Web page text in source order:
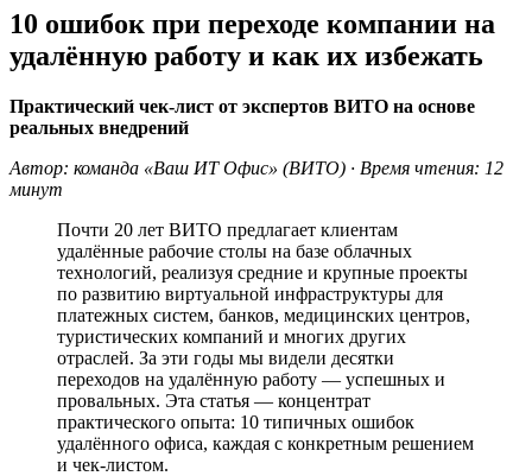
10 ошибок при переходе компании на
удалённую работу и как их избежать
Практический чек-лист от экспертов ВИТО на основе
реальных внедрений
Автор: команда «Ваш ИТ Офис» (ВИТО) · Время чтения: 12
минут
Почти 20 лет ВИТО предлагает клиентам
удалённые рабочие столы на базе облачных
технологий, реализуя средние и крупные проекты
по развитию виртуальной инфраструктуры для
платежных систем, банков, медицинских центров,
туристических компаний и многих других
отраслей. За эти годы мы видели десятки
переходов на удалённую работу — успешных и
провальных. Эта статья — концентрат
практического опыта: 10 типичных ошибок
удалённого офиса, каждая с конкретным решением
и чек-листом.